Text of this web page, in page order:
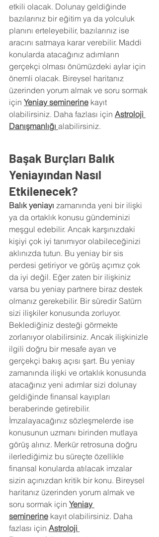
etkili olacak. Dolunay geldiğinde
bazılarınız bir eğitim ya da yolculuk
planını erteleyebilir, bazılarınız ise
aracını satmaya karar verebilir. Maddi
konularda atacağınız adımların
gerçekçi olması önümüzdeki aylar için
önemli olacak. Bireysel haritanız
üzerinden yorum almak ve soru sormak
için Yeniay seminerine kayıt
olabilirsiniz. Daha fazlası için Astroloji
Danışmanlığı alabilirsiniz.
Başak Burçları Balık
Yeniayından Nasıl
Etkilenecek?
Balık yeniayı zamanında yeni bir ilişki
ya da ortaklık konusu gündeminizi
meşgul edebilir. Ancak karşınızdaki
kişiyi çok iyi tanımıyor olabileceğinizi
aklınızda tutun. Bu yeniay bir sis
perdesi getiriyor ve görüş açımız çok
da iyi değil. Eğer zaten bir ilişkiniz
varsa bu yeniay partnere biraz destek
olmanız gerekebilir. Bir süredir Satürn
sizi ilişkiler konusunda zorluyor.
Beklediğiniz desteği görmekte
zorlanıyor olabilirsiniz. Ancak ilişkinizle
ilgili doğru bir mesafe ayarı ve
gerçekçi bakış açısı şart. Bu yeniay
zamanında ilişki ve ortaklık konusunda
atacağınız yeni adımlar sizi dolunay
geldiğinde finansal kayıpları
beraberinde getirebilir.
İmzalayacağınız sözleşmelerde ise
konusunun uzmanı birinden mutlaya
görüş alınız. Merkür retrosuna doğru
ilerlediğimiz bu süreçte özellikle
finansal konularda atılacak imzalar
sizin açınızdan kritik bir konu. Bireysel
haritanız üzerinden yorum almak ve
soru sormak için Yeniay
seminerine kayıt olabilirsiniz. Daha
fazlası için Astroloji